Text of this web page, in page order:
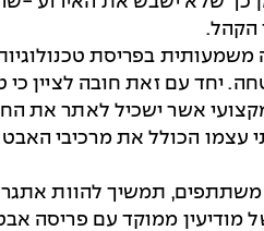
הקהל.
משמעותית בפריסת
יחד עם זאת חובה לציין כי
אשר ישכיל לאתר את
עצמו הכולל את מרכיבי
תמשיך להוות
מודיעין ממוקד עם פריסה